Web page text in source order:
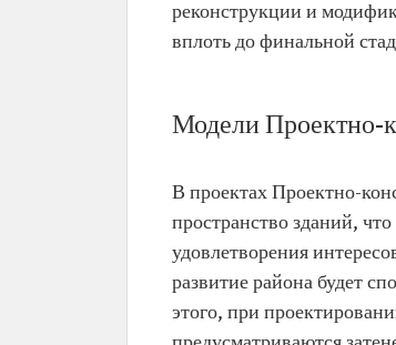
реконструкции и
вплоть до финальной
Модели Проектно-
В проектах Проектно-
пространство зданий,
удовлетворения
развитие района будет
этого, при